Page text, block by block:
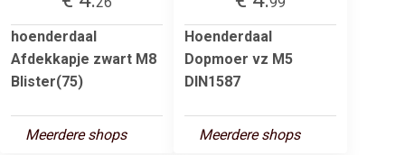
hoenderdaal
Afdekkapje zwart M8
Blister(75)
Meerdere shops
Hoenderdaal
Dopmoer vz M5
DIN1587
Meerdere shops